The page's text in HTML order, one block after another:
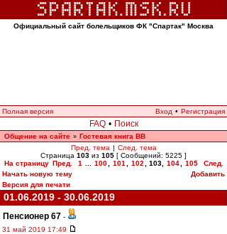
Официальный сайт болельщиков ФК "Спартак" Москва
Полная версия Вход • Регистрация
FAQ • Поиск
Общение на сайте » Гостевая книга ВВ
Пред. тема | След. тема
Страница 103 из 105 [ Сообщений: 5225 ]
На страницу Пред. 1 100 101 102 103, 104 105
След.
Начать новую тему
Добавить
Версия для печати
01.06.2019 - 30.06.2019
Пенсионер 67 -
31 май 2019 17:49